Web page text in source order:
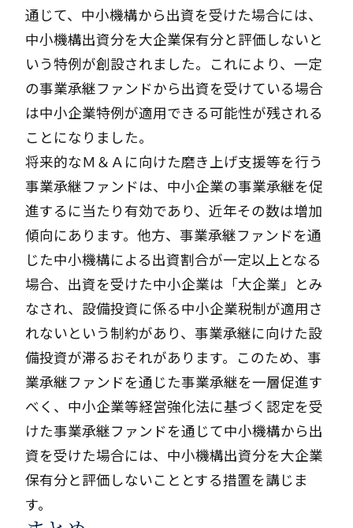
通じて、中小機構から出資を受けた場合には、
中小機構出資分を大企業保有分と評価しないと
いう特例が創設されました。これにより、一定
の事業承継ファンドから出資を受けている場合
は中小企業特例が適用できる可能性が残される
ことになりました。
将来的なＭ＆Ａに向けた磨き上げ支援等を行う
事業承継ファンドは、中小企業の事業承継を促
進するに当たり有効であり、近年その数は増加
傾向にあります。他方、事業承継ファンドを通
じた中小機構による出資割合が一定以上となる
場合、出資を受けた中小企業は「大企業」とみ
なされ、設備投資に係る中小企業税制が適用さ
れないという制約があり、事業承継に向けた設
備投資が滞るおそれがあります。このため、事
業承継ファンドを通じた事業承継を一層促進す
べく、中小企業等経営強化法に基づく認定を受
けた事業承継ファンドを通じて中小機構から出
資を受けた場合には、中小機構出資分を大企業
保有分と評価しないこととする措置を講じま
す。